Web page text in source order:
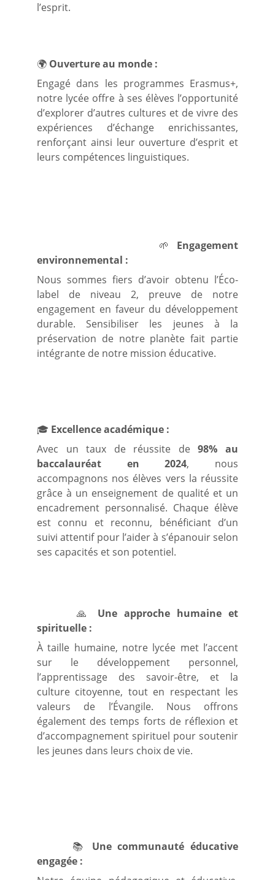
l’esprit.
🌍 Ouverture au monde :
Engagé dans les programmes Erasmus+,
notre lycée offre à ses élèves l’opportunité
d’explorer d’autres cultures et de vivre des
expériences d’échange enrichissantes,
renforçant ainsi leur ouverture d’esprit et
leurs compétences linguistiques.
🌱 Engagement
environnemental :
Nous sommes fiers d’avoir obtenu l’Éco-
label de niveau 2, preuve de notre
engagement en faveur du développement
durable. Sensibiliser les jeunes à la
préservation de notre planète fait partie
intégrante de notre mission éducative.
🎓 Excellence académique :
Avec un taux de réussite de98% au
baccalauréat en 2024, nous
accompagnons nos élèves vers la réussite
grâce à un enseignement de qualité et un
encadrement personnalisé. Chaque élève
est connu et reconnu, bénéficiant d’un
suivi attentif pour l’aider à s’épanouir selon
ses capacités et son potentiel.
🙏 Une approche humaine et
spirituelle :
À taille humaine, notre lycée met l’accent
sur le développement personnel,
l’apprentissage des savoir-être, et la
culture citoyenne, tout en respectant les
valeurs de l’Évangile. Nous offrons
également des temps forts de réflexion et
d’accompagnement spirituel pour soutenir
les jeunes dans leurs choix de vie.
📚 Une communauté éducative
engagée :